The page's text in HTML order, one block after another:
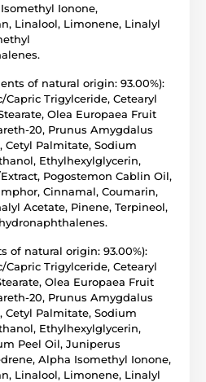
noci strávené
ulic Sicílie s omamnou
v teplém vánku. Svrchní
s tóny toskánské levandule a
cutrusová
a květinové tóny
(Pravá levandule)
Provence. Tato klasická
zmírnit stres a obnovit
čistá a jednoduchá.
květinová
Ionone,
Linalool, Limonene, Linalyl
of natural origin: 93.00%):
Capric Trigylceride, Cetearyl
Olea Europaea Fruit
20, Prunus Amygdalus
Cetyl Palmitate, Sodium
Ethylhexylglycerin,
Pogostemon Cablin Oil,
Cinnamal, Coumarin,
Acetate, Pinene, Terpineol,
of natural origin: 93.00%):
Capric Trigylceride, Cetearyl
Olea Europaea Fruit
20, Prunus Amygdalus
Cetyl Palmitate, Sodium
Ethylhexylglycerin,
Peel Oil, Juniperus
Alpha Isomethyl Ionone,
Linalool, Limonene, Linalyl